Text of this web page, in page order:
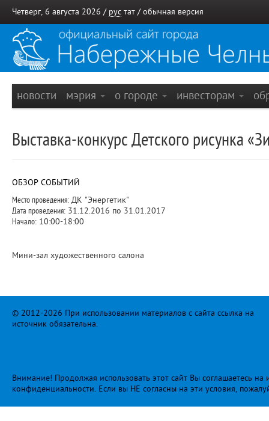
Четверг, 6 августа 2026 / рус тат / обычная версия
новости мэрия о городе инвесторам
Выставка-конкурс Детского рисунка
ОБЗОР СОБЫТИЙ
Место проведения: ДК "Энергетик"
Дата проведения: 31.12.2016 по 31.01.2017
Начало: 10:00-18:00
Мини-зал художественного салона
© 2012-2026 При использовании материалов с сайта ссылка на
источник обязательна.
Внимание! Продолжая использовать этот сайт Вы соглашаетесь
конфиденциальности. Если вы НЕ согласны на эти условия,